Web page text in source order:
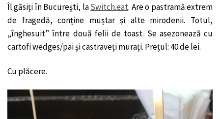
Îl găsiți în București, laSwitch.eat. Are o pastramă extrem
de fragedă, conține muștar și alte mirodenii. Totul,
„înghesuit” între două felii de toast. Se asezonează cu
cartofi wedges/pai și castraveți murați. Prețul: 40 de lei.
Cu plăcere.